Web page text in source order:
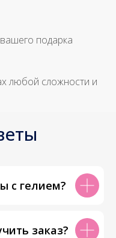
подарка
любой сложности и
с гелием?
заказ?